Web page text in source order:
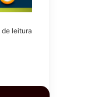
de leitura